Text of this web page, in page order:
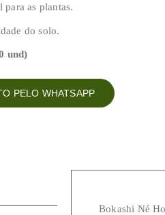
para as plantas.
do solo.
und)
PELO WHATSAPP
Bokashi Né